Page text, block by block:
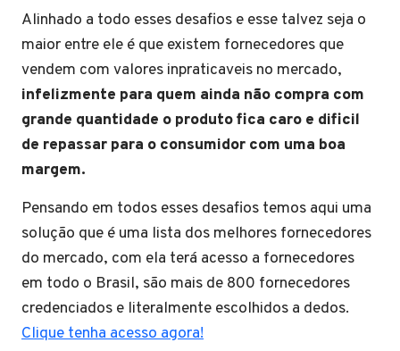
Alinhado a todo esses desafios e esse talvez seja o
maior entre ele é que existem fornecedores que
vendem com valores inpraticaveis no mercado,
infelizmente para quem ainda não compra com
grande quantidade o produto fica caro e dificil
de repassar para o consumidor com uma boa
margem.
Pensando em todos esses desafios temos aqui uma
solução que é uma lista dos melhores fornecedores
do mercado, com ela terá acesso a fornecedores
em todo o Brasil, são mais de 800 fornecedores
credenciados e literalmente escolhidos a dedos.
Clique tenha acesso agora!